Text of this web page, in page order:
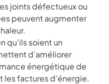
joints défectueux ou
peuvent augmenter
qu’ils soient un
d’améliorer
énergétique de
les factures d’énergie.